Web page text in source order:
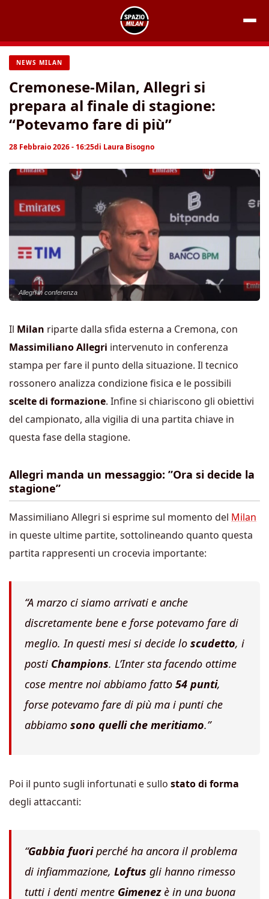
contenuto
NEWS MILAN
Cremonese-Milan, Allegri si
prepara al finale di stagione:
“Potevamo fare di più”
28 Febbraio 2026 - 16:25di Laura Bisogno
Allegri in conferenza
Il Milan riparte dalla sfida esterna a Cremona, con
MassimilianoAllegri intervenuto in conferenza
stampa per fare il punto della situazione. Il tecnico
rossonero analizza condizione fisica e le possibili
scelte di formazione. Infine si chiariscono gli obiettivi
del campionato, alla vigilia di una partita chiave in
questa fase della stagione.
Allegri manda un messaggio: ”Ora si decide la
stagione”
Massimiliano Allegri si esprime sul momento del Milan
in queste ultime partite, sottolineando quanto questa
partita rappresenti un crocevia importante:
“A marzo ci siamo arrivati e anche
discretamente bene e forse potevamo fare di
meglio. In questi mesi si decide lo scudetto, i
posti Champions. L’Inter sta facendo ottime
cose mentre noi abbiamo fatto 54 punti,
forse potevamo fare di più ma i punti che
abbiamo sono quelli che meritiamo.”
Poi il punto sugli infortunati e sullo stato di forma
degli attaccanti:
“Gabbia fuoriperché ha ancora il problema
di infiammazione, Loftus gli hanno rimesso
tutti i denti mentre Gimenezè in una buona